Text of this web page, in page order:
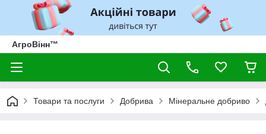
АгроВінн™
Товари та послуги Добрива Мінеральне добриво